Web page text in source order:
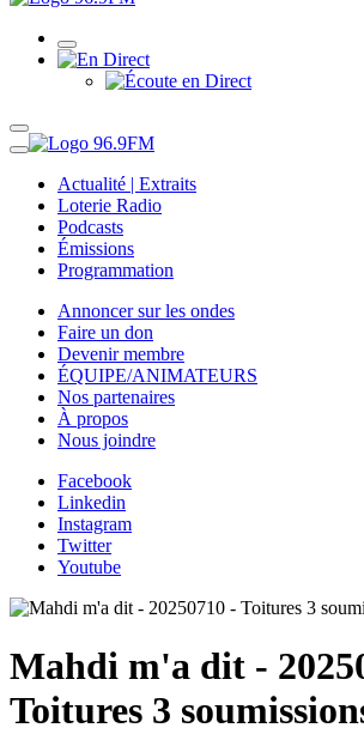
Actualité | Extraits
Loterie Radio
Podcasts
Émissions
Programmation
Annoncer sur les ondes
Faire un don
Devenir membre
ÉQUIPE/ANIMATEURS
Nos partenaires
À propos
Nous joindre
Facebook
Linkedin
Instagram
Twitter
Youtube
Mahdi m'a dit -
Toitures 3